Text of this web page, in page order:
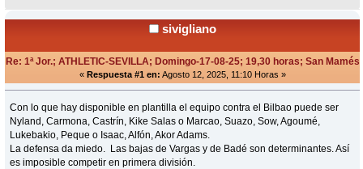
sivigliano
Re: 1ª Jor.; ATHLETIC-SEVILLA; Domingo-17-08-25; 19,30 horas; San Mamés
« Respuesta #1 en: Agosto 12, 2025, 11:10 Horas »
Con lo que hay disponible en plantilla el equipo contra el Bilbao puede ser
Nyland, Carmona, Castrín, Kike Salas o Marcao, Suazo, Sow, Agoumé,
Lukebakio, Peque o Isaac, Alfón, Akor Adams.
La defensa da miedo. Las bajas de Vargas y de Badé son determinantes. Así
es imposible competir en primera división.